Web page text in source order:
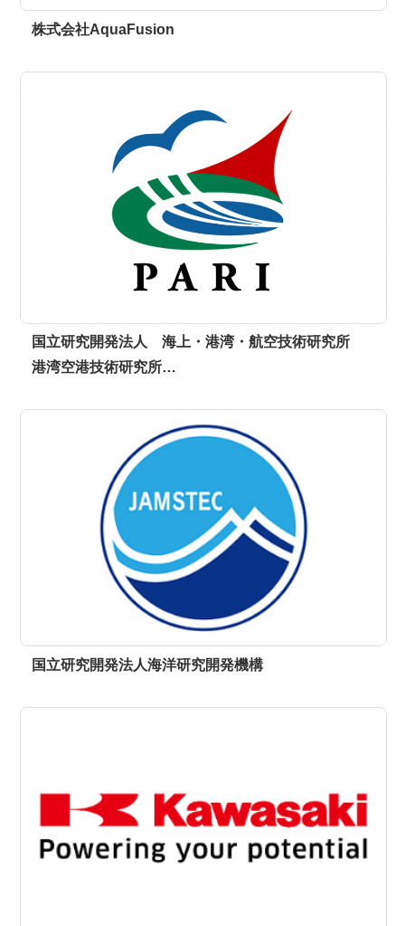
株式会社AquaFusion
国立研究開発法人 海上・港湾・航空技術研究所
港湾空港技術研究所…
国立研究開発法人海洋研究開発機構